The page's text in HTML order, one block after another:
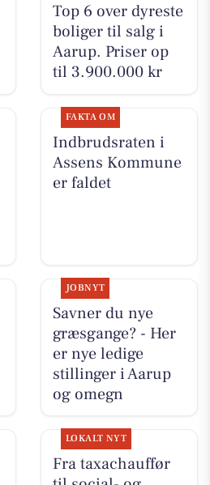
Top 6 over dyreste
boliger til salg i
Aarup. Priser op
til 3.900.000 kr
FAKTA OM
Indbrudsraten i
Assens Kommune
er faldet
JOBNYT
Savner du nye
græsgange? - Her
er nye ledige
stillinger i Aarup
og omegn
LOKALT NYT
Fra taxachauffør